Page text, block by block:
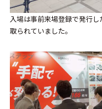
入場は事前来場登録で発行
取られていました。